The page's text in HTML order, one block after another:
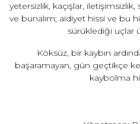
yetersizlik, kaçışlar,
ve bunalım; aidiyet hissi ve bu
sürüklediği uçlar
Köksüz, bir kaybın
başaramayan, gün geçtikçe
kaybolma